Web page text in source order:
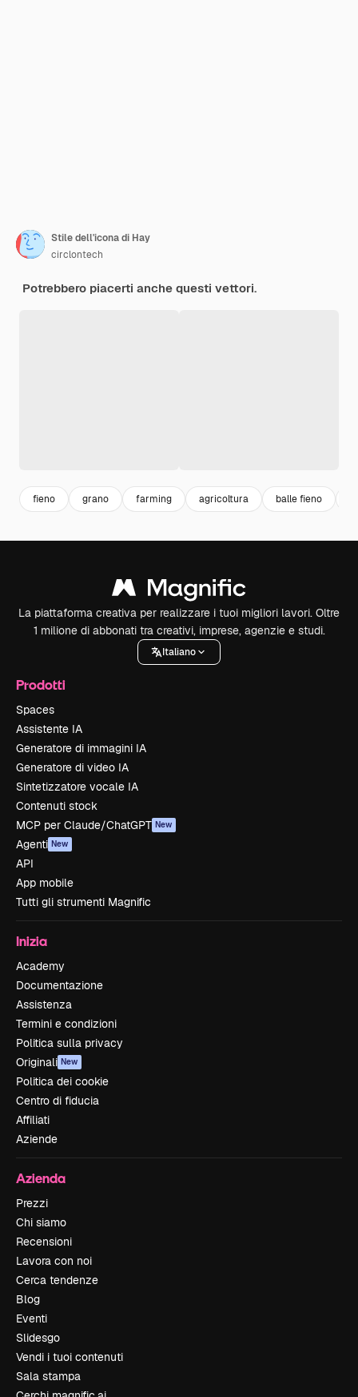
Stile dell'icona di Hay
circlontech
Potrebbero piacerti anche questi vettori.
fieno grano farming agricoltura balle fieno
La piattaforma creativa per realizzare i tuoi migliori lavori. Oltre
1 milione di abbonati tra creativi, imprese, agenzie e studi.
Italiano
Prodotti
Spaces
Assistente IA
Generatore di immagini IA
Generatore di video IA
Sintetizzatore vocale IA
Contenuti stock
MCP per Claude/ChatGPT New
Agenti New
API
App mobile
Tutti gli strumenti Magnific
Inizia
Academy
Documentazione
Assistenza
Termini e condizioni
Politica sulla privacy
Originali New
Politica dei cookie
Centro di fiducia
Affiliati
Aziende
Azienda
Prezzi
Chi siamo
Recensioni
Lavora con noi
Cerca tendenze
Blog
Eventi
Slidesgo
Vendi i tuoi contenuti
Sala stampa